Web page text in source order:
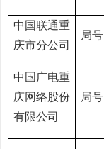
中国联通重
庆市分公司
局号
中国广电重
庆网络股份
有限公司
局号